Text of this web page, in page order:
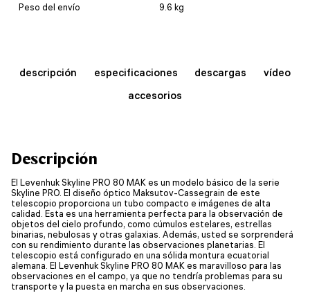
Peso del envío
9.6 kg
descripción especificaciones descargas
vídeo
accesorios
Descripción
El Levenhuk Skyline PRO 80 MAK es un modelo básico de la serie
Skyline PRO. El diseño óptico Maksutov-Cassegrain de este
telescopio proporciona un tubo compacto e imágenes de alta
calidad. Esta es una herramienta perfecta para la observación de
objetos del cielo profundo, como cúmulos estelares, estrellas
binarias, nebulosas y otras galaxias. Además, usted se sorprenderá
con su rendimiento durante las observaciones planetarias. El
telescopio está configurado en una sólida montura ecuatorial
alemana. El Levenhuk Skyline PRO 80 MAK es maravilloso para las
observaciones en el campo, ya que no tendría problemas para su
transporte y la puesta en marcha en sus observaciones.